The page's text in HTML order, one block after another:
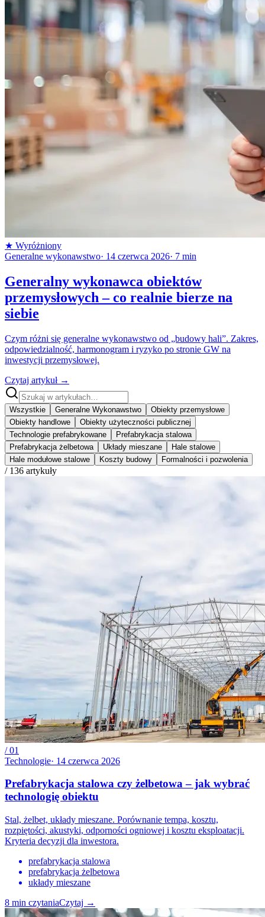
★ Wyróżniony
Generalne wykonawstwo· 14 czerwca 2026· 7 min
Generalny wykonawca obiektów
przemysłowych – co realnie bierze na
siebie
Czym różni się generalne wykonawstwo od „budowy hali”. Zakres,
odpowiedzialność, harmonogram i ryzyko po stronie GW na
inwestycji przemysłowej.
Czytaj artykuł →
Wszystkie Generalne Wykonawstwo
Obiekty przemysłowe
Obiekty handlowe
Obiekty użyteczności publicznej
Technologie prefabrykowane
Prefabrykacja stalowa
Prefabrykacja żelbetowa
Układy mieszane
Hale stalowe
Hale modułowe stalowe
Koszty budowy Formalności i pozwolenia
/ 136 artykuły
/01
Technologie· 14 czerwca 2026
Prefabrykacja stalowa czy żelbetowa – jak wybrać
technologię obiektu
Stal, żelbet, układy mieszane. Porównanie tempa, kosztu,
rozpiętości, akustyki, odporności ogniowej i kosztu eksploatacji.
Kryteria decyzji dla inwestora.
prefabrykacja stalowa
prefabrykacja żelbetowa
układy mieszane
8 min czytaniaCzytaj →